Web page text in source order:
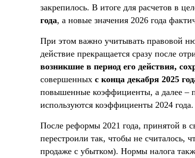
закрепилось. В итоге для расчетов в
года, а новые значения 2026 года
При этом важно учитывать правовой
действие прекращается сразу после
возникшие в период его действия,
совершенных с конца декабря 2025
повышенные коэффициенты, а далее –
используются коэффициенты 2024 года.
После реформы 2021 года, принятой в
перестроили так, чтобы не считалось,
продаже с убытком). Нормы налога